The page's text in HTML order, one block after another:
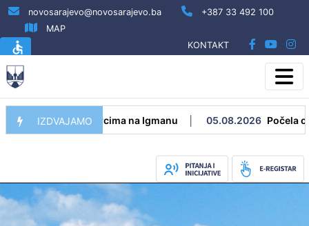
novosarajevo@novosarajevo.ba
+387 33 492 100
MAP
KONTAKT
IZDVAJAMO
borcima na Igmanu 05.08.2026 Počela obnova